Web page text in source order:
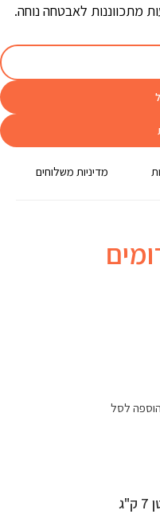
מתכווננות לאבטחה נוחה.
מדיניות משלוחים
הוספה לסל